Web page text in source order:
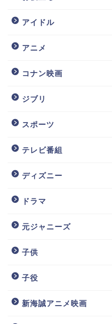
アイドル
アニメ
コナン映画
ジブリ
スポーツ
テレビ番組
ディズニー
ドラマ
元ジャニーズ
子供
子役
新海誠アニメ映画